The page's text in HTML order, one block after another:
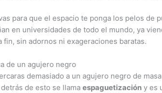
para que el espacio te ponga los pelos de
en universidades de todo el mundo, ya
sin adornos ni exageraciones baratas.
de un agujero negro
demasiado a un agujero negro de
de esto se llamaespaguetización y es